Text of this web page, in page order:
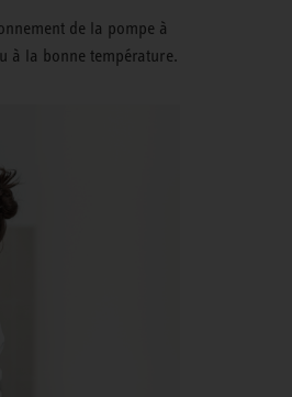
de la pompe à
à la bonne température.